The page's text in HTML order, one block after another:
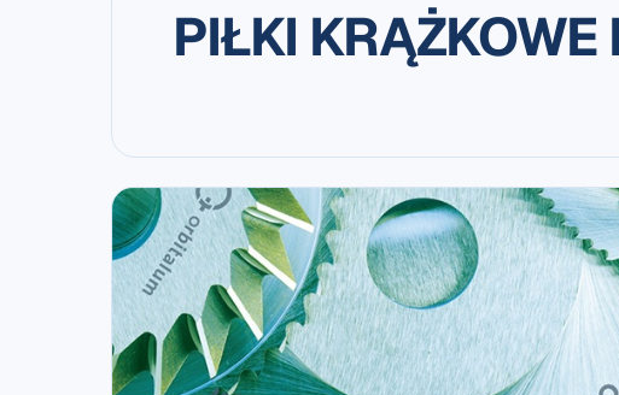
PIŁKI KRĄŻKOWE